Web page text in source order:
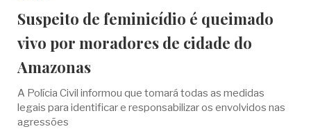
Suspeito de feminicídio é queimado
vivo por moradores de cidade do
Amazonas
A Polícia Civil informou que tomará todas as medidas
legais para identificar e responsabilizar os envolvidos nas
agressões